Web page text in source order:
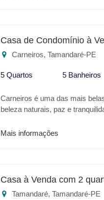
e hidromassagem, 2 salas
casa tem churrasqueira com
copa, despensa, área de
vagas de garagem.
Casa de Condomínio à
Carneiros, Tamandaré-PE
5 Quartos 5 Banheiros
Carneiros é uma das mais
beleza naturais, paz e
casa de praia com todo
Quadra de futevôlei Para o seu
PRAIA DOS CARNEIROS III é
Mais informações
Casa à Venda com 2
Tamandaré, Tamandaré-PE